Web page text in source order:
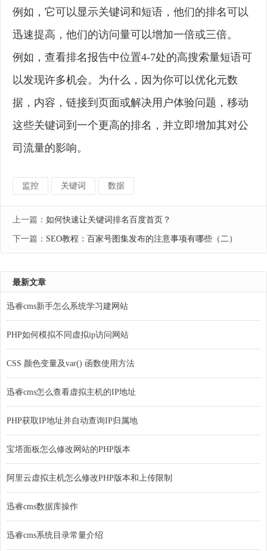
例如，它可以显示关键词和短语，他们的排名可以
迅速提高，他们的访问量可以增加一倍或三倍。
例如，查看排名报告中位置4-7处的高搜索量短语可
以发现许多机会。为什么，因为你可以优化元数
据，内容，链接到页面或解决用户体验问题，移动
这些关键词到一个更高的排名，并立即增加其对公
司流量的影响。
监控 关键词 数据
上一篇： 如何快速让关键词排名百度首页？
下一篇： SEO教程：百家号图集发布的注意事项有哪些（二）
最新文章
迅睿cms新手怎么系统学习建网站
PHP如何模拟不同虚拟ip访问网站
CSS 颜色变量及var() 函数使用方法
迅睿cms怎么查看虚拟主机的IP地址
PHP获取IP地址并自动查询IP归属地
宝塔面板怎么修改网站的PHP版本
阿里云虚拟主机怎么修改PHP版本和上传限制
迅睿cms数据库操作
迅睿cms系统目录常量介绍